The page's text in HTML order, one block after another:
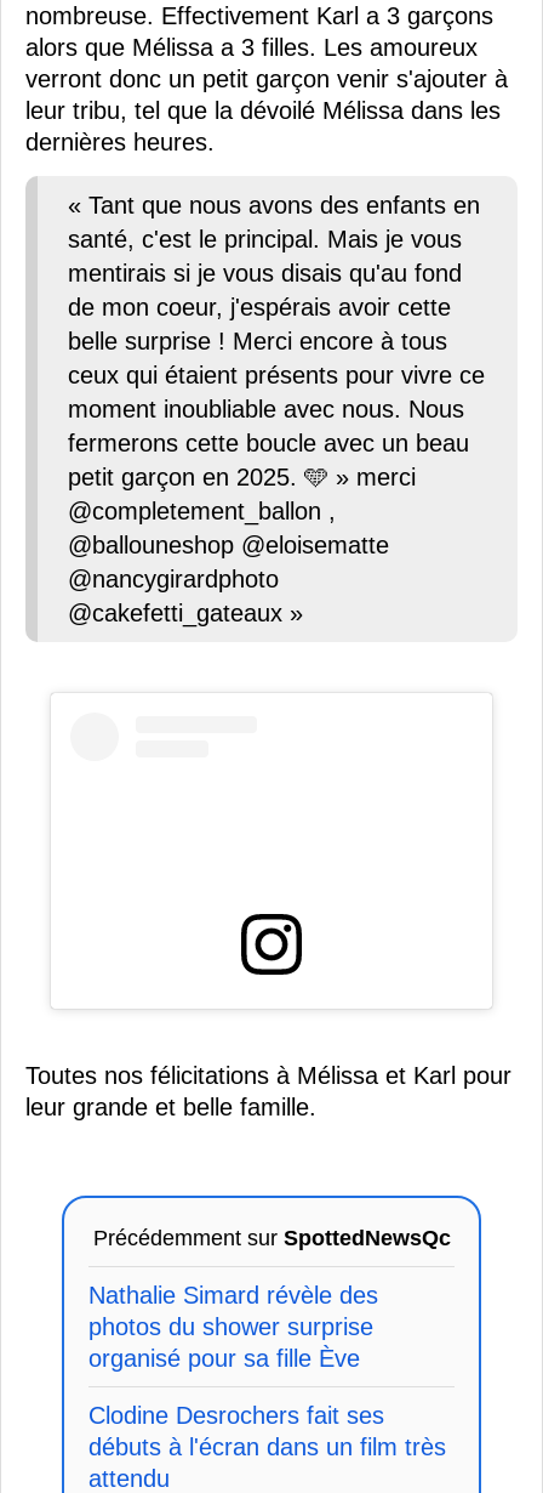
nombreuse. Effectivement Karl a 3 garçons
alors que Mélissa a 3 filles. Les amoureux
verront donc un petit garçon venir s'ajouter à
leur tribu, tel que la dévoilé Mélissa dans les
dernières heures.
« Tant que nous avons des enfants en
santé, c'est le principal. Mais je vous
mentirais si je vous disais qu'au fond
de mon coeur, j'espérais avoir cette
belle surprise ! Merci encore à tous
ceux qui étaient présents pour vivre ce
moment inoubliable avec nous. Nous
fermerons cette boucle avec un beau
petit garçon en 2025. 🩵 » merci
@completement_ballon ,
@ballouneshop @eloisematte
@nancygirardphoto
@cakefetti_gateaux »
Toutes nos félicitations à Mélissa et Karl pour
leur grande et belle famille.
Précédemment sur SpottedNewsQc
Nathalie Simard révèle des
photos du shower surprise
organisé pour sa fille Ève
Clodine Desrochers fait ses
débuts à l'écran dans un film très
attendu